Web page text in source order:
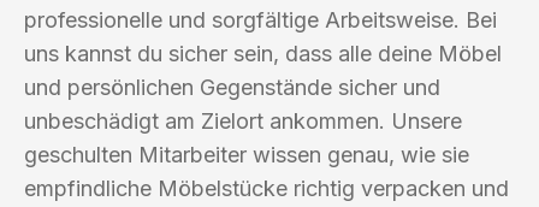
professionelle und sorgfältige Arbeitsweise. Bei
uns kannst du sicher sein, dass alle deine Möbel
und persönlichen Gegenstände sicher und
unbeschädigt am Zielort ankommen. Unsere
geschulten Mitarbeiter wissen genau, wie sie
empfindliche Möbelstücke richtig verpacken und